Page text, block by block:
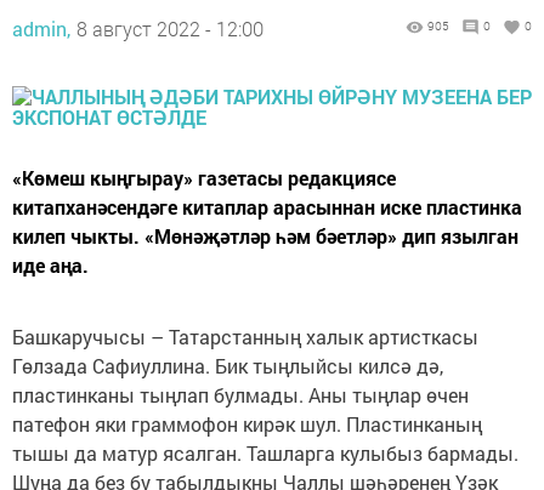
admin, 8 август 2022 - 12:00 905 0 0
«Көмеш кыңгырау» газетасы редакциясе
китапханәсендәге китаплар арасыннан иске пластинка
килеп чыкты. «Мөнәҗәтләр һәм бәетләр» дип язылган
иде аңа.
Башкаручысы – Татарстанның халык артисткасы
Гөлзада Сафиуллина. Бик тыңлыйсы килсә дә,
пластинканы тыңлап булмады. Аны тыңлар өчен
патефон яки граммофон кирәк шул. Пластинканың
тышы да матур ясалган. Ташларга кулыбыз бармады.
Шуңа да без бу табылдыкны Чаллы шәһәренең Үзәк